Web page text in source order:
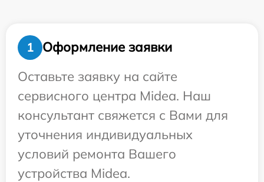
1
Оформление заявки
Оставьте заявку на сайте
сервисного центра Midea. Наш
консультант свяжется с Вами для
уточнения индивидуальных
условий ремонта Вашего
устройства Midea.